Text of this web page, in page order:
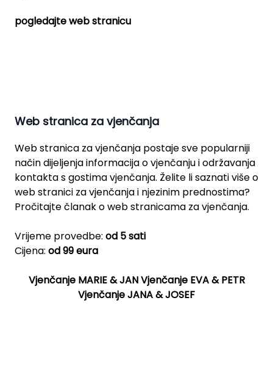
pogledajte web stranicu
Web stranica za vjenčanja
Web stranica za vjenčanja postaje sve popularniji
način dijeljenja informacija o vjenčanju i održavanja
kontakta s gostima vjenčanja. Želite li saznati više o
web stranici za vjenčanja i njezinim prednostima?
Pročitajte članak o web stranicama za vjenčanja.
Vrijeme provedbe: od 5 sati
Cijena: od 99 eura
Vjenčanje MARIE & JANVjenčanje EVA & PETR
Vjenčanje JANA & JOSEF